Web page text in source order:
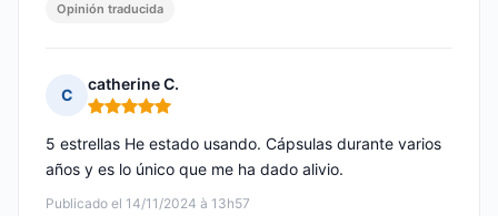
Opinión traducida
C
catherine C.
Nota: 5 de 5
Publicado el 14/11/2024 à 13h57
5 estrellas He estado usando. Cápsulas durante varios
años y es lo único que me ha dado alivio.